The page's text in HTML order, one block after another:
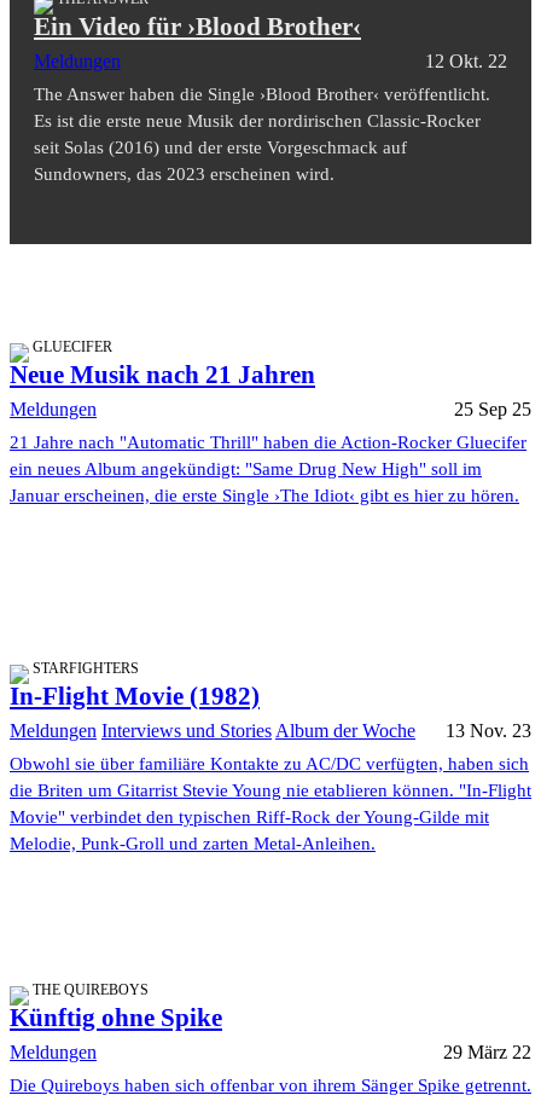
Ein Video für ›Blood Brother‹
Meldungen 12 Okt. 22
The Answer haben die Single ›Blood Brother‹ veröffentlicht.
Es ist die erste neue Musik der nordirischen Classic-Rocker
seit Solas (2016) und der erste Vorgeschmack auf
Sundowners, das 2023 erscheinen wird.
GLUECIFER
Neue Musik nach 21 Jahren
Meldungen 25 Sep 25
21 Jahre nach "Automatic Thrill" haben die Action-Rocker Gluecifer
ein neues Album angekündigt: "Same Drug New High" soll im
Januar erscheinen, die erste Single ›The Idiot‹ gibt es hier zu hören.
STARFIGHTERS
In-Flight Movie (1982)
Meldungen Interviews und StoriesAlbum der Woche 13 Nov. 23
Obwohl sie über familiäre Kontakte zu AC/DC verfügten, haben sich
die Briten um Gitarrist Stevie Young nie etablieren können. "In-Flight
Movie" verbindet den typischen Riff-Rock der Young-Gilde mit
Melodie, Punk-Groll und zarten Metal-Anleihen.
THE QUIREBOYS
Künftig ohne Spike
Meldungen 29 März 22
Die Quireboys haben sich offenbar von ihrem Sänger Spike getrennt.